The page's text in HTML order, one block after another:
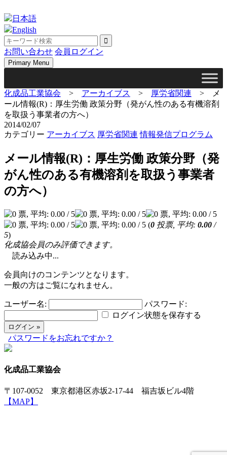
to
content
日本語
English
お問い合わせ 会員ログイン
Primary Menu
化成品工業協会 > アーカイブス > 厚労省関連 >
メ
ール情報(R)：厚生労働 政策分野（発がん性のある有機溶剤
を取扱う事業者の方へ）
2014/02/07
カテゴリー アーカイブス 厚労省関連 情報発信プログラム
メール情報(R)：厚生労働 政策分野（発
がん性のある有機溶剤を取扱う事業者
の方へ）
(0 投票, 平均: 0.00 /
5)
化成協会員のみ評価できます。
読み込み中...
会員向けのコンテンツとなります。
一般の方はご覧になれません。
ユーザー名:
パスワード:
ログイン状態を保存する
パスワードをお忘れですか？
化成品工業協会
〒107-0052 東京都港区赤坂2-17-44 福吉坂ビル4階
【MAP】